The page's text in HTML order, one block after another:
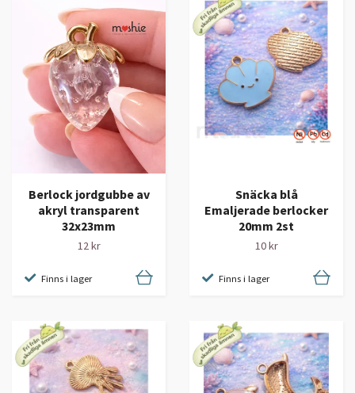
Berlock jordgubbe av
akryl transparent
32x23mm
12 kr
Finns i lager
Snäcka blå
Emaljerade berlocker
20mm 2st
10 kr
Finns i lager